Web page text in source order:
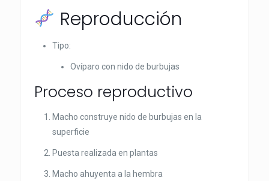
Reproducción
Tipo:
Ovíparo con nido de burbujas
Proceso reproductivo
Macho construye nido de burbujas en la
superficie
Puesta realizada en plantas
Macho ahuyenta a la hembra